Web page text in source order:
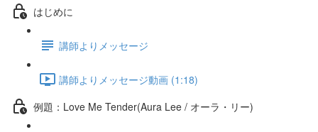
はじめに
講師よりメッセージ
講師よりメッセージ動画 (1:18)
例題：Love Me Tender(Aura Lee / オーラ・リー)